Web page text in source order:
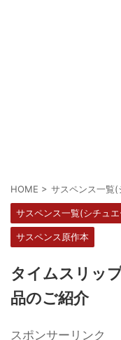
HOME > サスペンス一覧
サスペンス一覧(シチュ
サスペンス原作本
タイムスリッ
品のご紹介
スポンサーリンク